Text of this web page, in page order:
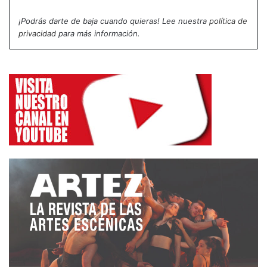
recibió el XIV Premio del FIT.
¡Podrás darte de baja cuando quieras! Lee nuestra política de
privacidad para más información.